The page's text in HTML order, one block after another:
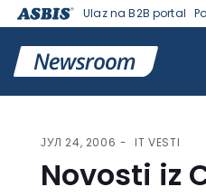
Ulaz na B2B portal
ЈУЛ 24, 2006 IT VESTI
Novosti iz